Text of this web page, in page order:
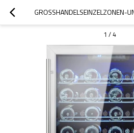
1 / 4